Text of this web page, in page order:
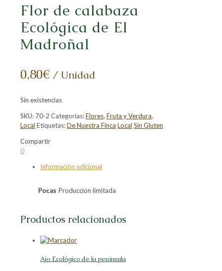
Flor de calabaza
Ecológica de El
Madroñal
0,80€ / Unidad
Sin existencias
SKU: 70-2 Categorías:Flores, Fruta y Verdura,
Local Etiquetas:De Nuestra Finca Local Sin Gluten
Compartir
Compartir
Facebook
Compartir
Compartir
LinkedIn
Compartir
Pinterest
0
Información adicional
Pocas Produccion limitada
Productos relacionados
Ajo Ecológico de la península